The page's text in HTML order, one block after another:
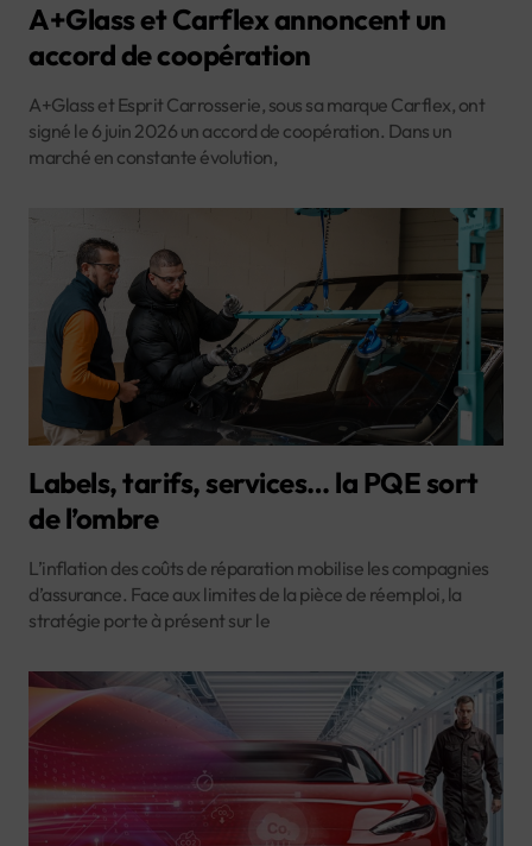
A+Glass et Carflex annoncent un
accord de coopération
A+Glass et Esprit Carrosserie, sous sa marque Carflex, ont
signé le 6 juin 2026 un accord de coopération. Dans un
marché en constante évolution,
Labels, tarifs, services… la PQE sort
de l’ombre
L’inflation des coûts de réparation mobilise les compagnies
d’assurance. Face aux limites de la pièce de réemploi, la
stratégie porte à présent sur le